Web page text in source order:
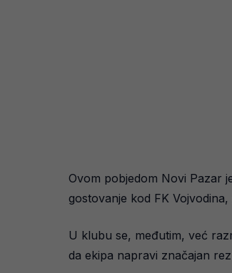
Ovom pobjedom Novi Pazar
gostovanje kod FK
U klubu se, međutim, već
da ekipa napravi značajan